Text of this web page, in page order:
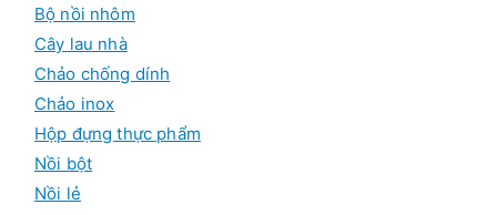
Bộ nồi nhôm
Cây lau nhà
Chảo chống dính
Chảo inox
Hộp đựng thực phẩm
Nồi bột
Nồi lẻ